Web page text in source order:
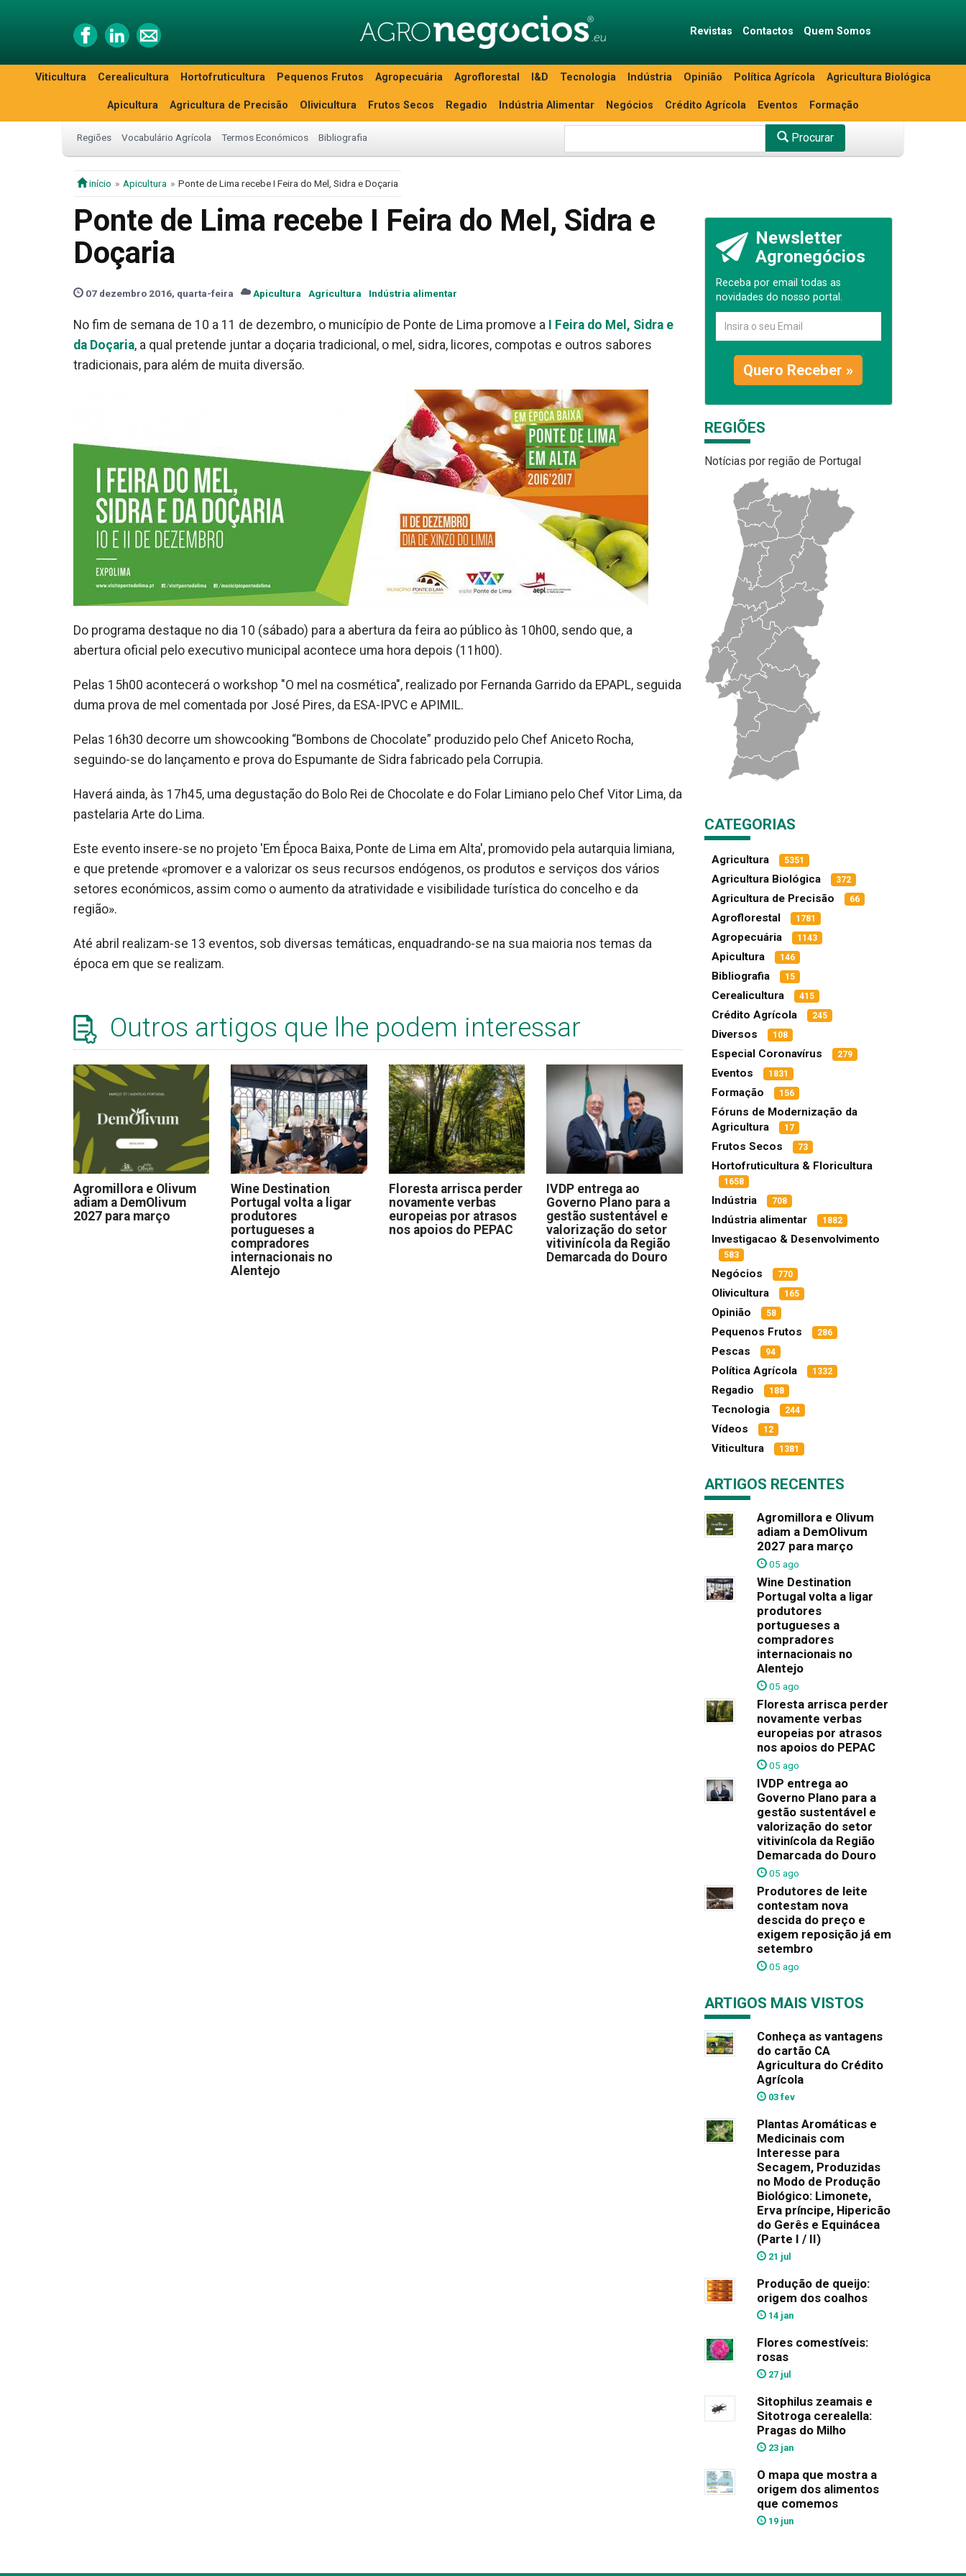
Revistas Contactos Quem Somos
Viticultura Cerealicultura Hortofruticultura Pequenos Frutos Agropecuária Agroflorestal I&D Tecnologia Indústria Opinião Política Agrícola Agricultura Biológica
Apicultura Agricultura de Precisão Olivicultura Frutos Secos Regadio Indústria Alimentar Negócios Crédito Agrícola Eventos Formação
Regiões Vocabulário Agrícola Termos Económicos Bibliografia Procurar
início Apicultura Ponte de Lima recebe I Feira do Mel, Sidra e Doçaria
Ponte de Lima recebe I Feira do Mel, Sidra e
Doçaria
07 dezembro 2016, quarta-feira Apicultura Agricultura Indústria alimentar
No fim de semana de 10 a 11 de dezembro, o município de Ponte de Lima promove a
I Feira do Mel, Sidra e
da Doçaria, a qual pretende juntar a doçaria tradicional, o mel, sidra, licores, compotas e outros sabores
tradicionais, para além de muita diversão.
Do programa destaque no dia 10 (sábado) para a abertura da feira ao público às 10h00, sendo que, a
abertura oficial pelo executivo municipal acontece uma hora depois (11h00).
Pelas 15h00 acontecerá o workshop "O mel na cosmética", realizado por Fernanda Garrido da EPAPL, seguida
duma prova de mel comentada por José Pires, da ESA-IPVC e APIMIL.
Pelas 16h30 decorre um showcooking “Bombons de Chocolate” produzido pelo Chef Aniceto Rocha,
seguindo-se do lançamento e prova do Espumante de Sidra fabricado pela Corrupia.
Haverá ainda, às 17h45, uma degustação do Bolo Rei de Chocolate e do Folar Limiano pelo Chef Vitor Lima, da
pastelaria Arte do Lima.
Este evento insere-se no projeto 'Em Época Baixa, Ponte de Lima em Alta', promovido pela autarquia limiana,
e que pretende «promover e a valorizar os seus recursos endógenos, os produtos e serviços dos vários
setores económicos, assim como o aumento da atratividade e visibilidade turística do concelho e da
região».
Até abril realizam-se 13 eventos, sob diversas temáticas, enquadrando-se na sua maioria nos temas da
época em que se realizam.
Outros artigos que lhe podem interessar
Agromillora e Olivum
adiam a DemOlivum
2027 para março
Wine Destination
Portugal volta a ligar
produtores
portugueses a
compradores
internacionais no
Alentejo
Floresta arrisca perder
novamente verbas
europeias por atrasos
nos apoios do PEPAC
IVDP entrega ao
Governo Plano para a
gestão sustentável e
valorização do setor
vitivinícola da Região
Demarcada do Douro
Newsletter
Agronegócios
Receba por email todas as
novidades do nosso portal.
Quero Receber »
REGIÕES
Notícias por região de Portugal
CATEGORIAS
Agricultura 5351
Agricultura Biológica 372
Agricultura de Precisão 66
Agroflorestal 1781
Agropecuária 1143
Apicultura 146
Bibliografia 15
Cerealicultura 415
Crédito Agrícola 245
Diversos 108
Especial Coronavírus 279
Eventos 1831
Formação 156
Fóruns de Modernização da
Agricultura
17
Frutos Secos 73
Hortofruticultura & Floricultura
1658
Indústria 708
Indústria alimentar 1882
Investigacao & Desenvolvimento
583
Negócios 770
Olivicultura 165
Opinião 58
Pequenos Frutos 286
Pescas 94
Política Agrícola 1332
Regadio 188
Tecnologia 244
Vídeos 12
Viticultura 1381
ARTIGOS RECENTES
Agromillora e Olivum
adiam a DemOlivum
2027 para março
05 ago
Wine Destination
Portugal volta a ligar
produtores
portugueses a
compradores
internacionais no
Alentejo
05 ago
Floresta arrisca perder
novamente verbas
europeias por atrasos
nos apoios do PEPAC
05 ago
IVDP entrega ao
Governo Plano para a
gestão sustentável e
valorização do setor
vitivinícola da Região
Demarcada do Douro
05 ago
Produtores de leite
contestam nova
descida do preço e
exigem reposição já em
setembro
05 ago
ARTIGOS MAIS VISTOS
Conheça as vantagens
do cartão CA
Agricultura do Crédito
Agrícola
03 fev
Plantas Aromáticas e
Medicinais com
Interesse para
Secagem, Produzidas
no Modo de Produção
Biológico: Limonete,
Erva príncipe, Hipericão
do Gerês e Equinácea
(Parte I / II)
21 jul
Produção de queijo:
origem dos coalhos
14 jan
Flores comestíveis:
rosas
27 jul
Sitophilus zeamais e
Sitotroga cerealella:
Pragas do Milho
23 jan
O mapa que mostra a
origem dos alimentos
que comemos
19 jun